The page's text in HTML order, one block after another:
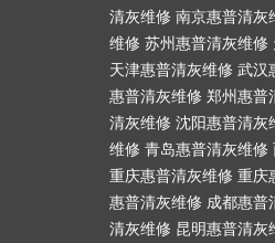
清灰维修 南京惠普清灰
维修 苏州惠普清灰维修
天津惠普清灰维修 武汉
惠普清灰维修 郑州惠普
清灰维修 沈阳惠普清灰
维修 青岛惠普清灰维修
重庆惠普清灰维修 重庆
惠普清灰维修 成都惠普
清灰维修 昆明惠普清灰